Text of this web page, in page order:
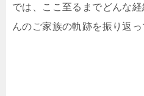
では、ここ至るまでどんな
んのご家族の軌跡を振り返っ